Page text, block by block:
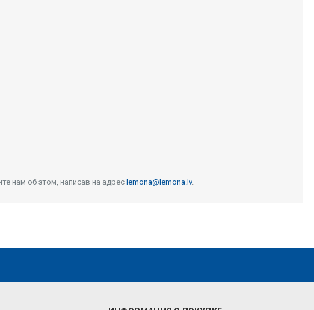
нам об этом, написав на адрес lemona@lemona.lv.